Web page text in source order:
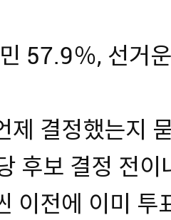
57.9％, 선거
제 결정했는지
후보 결정 전
이전에 이미 투